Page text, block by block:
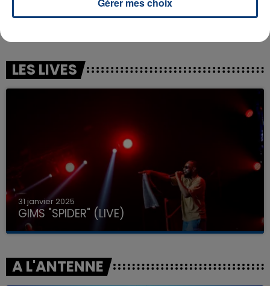
HUGEL & IMAEL ANGEL & ULTRA
NATE
Messy
LES LIVES
31 janvier 2025
GIMS "SPIDER" (LIVE)
A L'ANTENNE